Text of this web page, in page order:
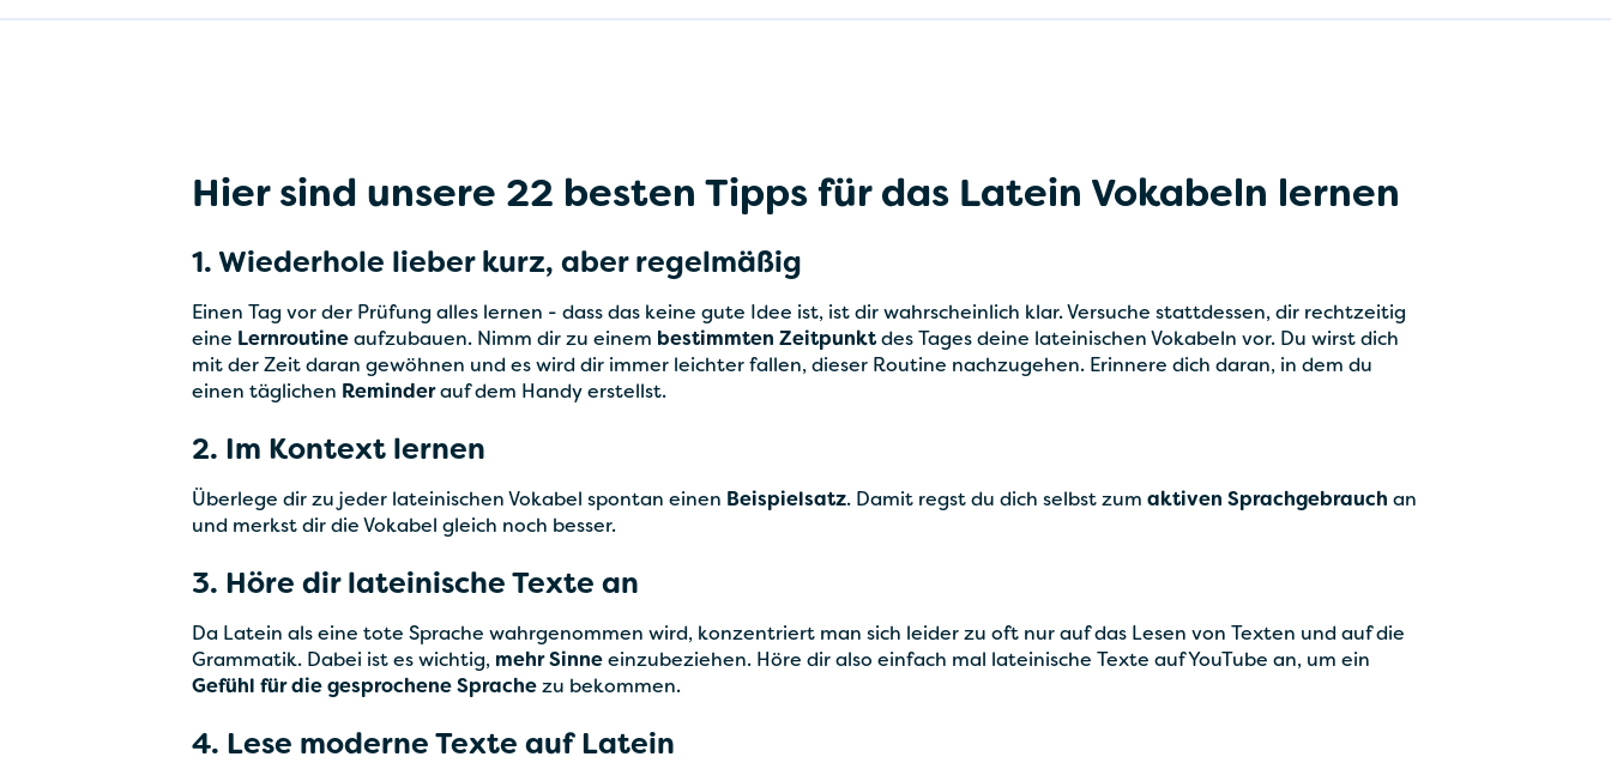
Hier sind unsere 22 besten Tipps für das Latein Vokabeln lernen
1. Wiederhole lieber kurz, aber regelmäßig
‍Einen Tag vor der Prüfung alles lernen - dass das keine gute Idee ist, ist dir wahrscheinlich klar. Versuche stattdessen, dir rechtzeitig
eine Lernroutine aufzubauen. Nimm dir zu einem bestimmten Zeitpunktdes Tages deine lateinischen Vokabeln vor. Du wirst dich
mit der Zeit daran gewöhnen und es wird dir immer leichter fallen, dieser Routine nachzugehen. Erinnere dich daran, in dem du
einen täglichen Reminderauf dem Handy erstellst.
2. Im Kontext lernen
Überlege dir zu jeder lateinischen Vokabel spontan einen Beispielsatz. Damit regst du dich selbst zum aktiven Sprachgebrauch an
und merkst dir die Vokabel gleich noch besser.
3. Höre dir lateinische Texte an
Da Latein als eine tote Sprache wahrgenommen wird, konzentriert man sich leider zu oft nur auf das Lesen von Texten und auf die
Grammatik. Dabei ist es wichtig, mehr Sinne einzubeziehen. Höre dir also einfach mal lateinische Texte auf YouTube an, um ein
Gefühl für die gesprochene Sprache zu bekommen.
4. Lese moderne Texte auf Latein